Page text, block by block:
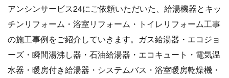
アンシンサービス24にご依頼いただいた、給湯機器とキッ
チンリフォーム・浴室リフォーム・トイレリフォーム工事
の施工事例をご紹介していきます。ガス給湯器・エコジョ
ーズ・瞬間湯沸し器・石油給湯器・エコキュート・電気温
水器・暖房付き給湯器・システムバス・浴室暖房乾燥機・